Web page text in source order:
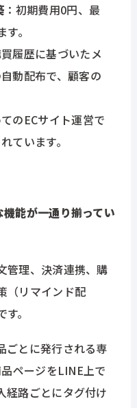
：初期費用0円、最
。
買履歴に基づいたメ
動配布で、顧客の
てのECサイト運営で
ています。
能が一通り揃ってい
管理、決済連携、購
（リマインド配
。
ごとに発行される専
ページをLINE上で
経路ごとにタグ付け